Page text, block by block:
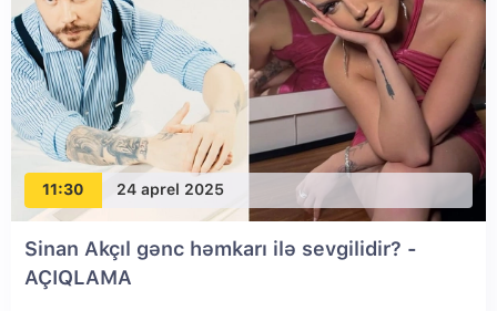
11:30 24 aprel 2025
Sinan Akçıl gənc həmkarı ilə sevgilidir? -
AÇIQLAMA